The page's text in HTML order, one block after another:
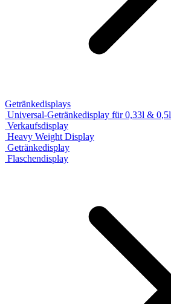
Getränkedisplays
Universal-Getränkedisplay für 0,33l & 0,5l
Verkaufsdisplay
Heavy Weight Display
Getränkedisplay
Flaschendisplay